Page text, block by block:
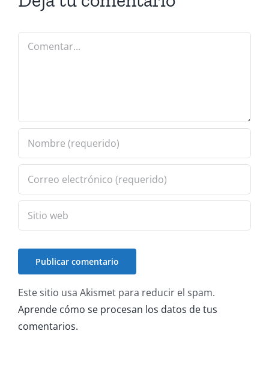
Comentar
Este sitio usa Akismet para reducir el spam.
Aprende cómo se procesan los datos de tus
comentarios.